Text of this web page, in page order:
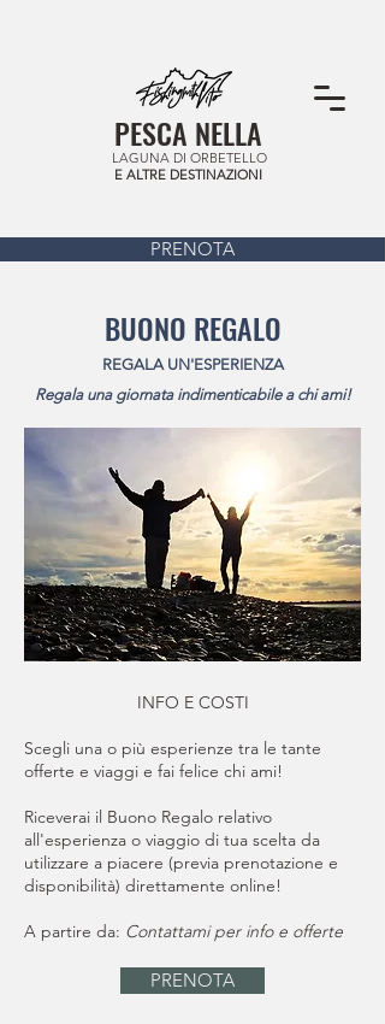
PESCA NELLA
LAGUNA DI ORBETELLO
E ALTRE DESTINAZIONI
PRENOTA
BUONO REGALO
REGALA UN'ESPERIENZA
Regala una giornata indimenticabile a chi ami!
INFO E COSTI
Scegli una o più esperienze tra le tante
offerte e viaggi e fai felice chi ami!
Riceverai il Buono Regalo relativo
all'esperienza o viaggio di tua scelta da
utilizzare a piacere (previa prenotazione e
disponibilità) direttamente online!
A partire da: Contattami per info e offerte
PRENOTA